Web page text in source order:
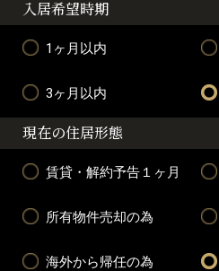
入居希望時期
1ヶ月以内
3ヶ月以内
現在の住居形態
賃貸・解約予告１ヶ月
所有物件売却の為
海外から帰任の為